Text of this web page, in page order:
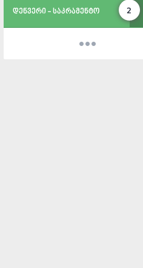
დენვერი - საკრამენტო 2